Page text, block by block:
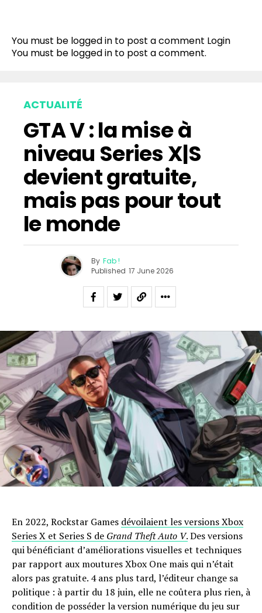
You must be logged in to post a comment Login
You must be logged in to post a comment.
ACTUALITÉ
GTA V : la mise à
niveau Series X|S
devient gratuite,
mais pas pour tout
le monde
By Fab !
Published 17 June 2026
En 2022, Rockstar Games dévoilaient les versions Xbox
Series X et Series S de Grand Theft Auto V.Des versions
qui bénéficiant d’améliorations visuelles et techniques
par rapport aux moutures Xbox One mais qui n’était
alors pas gratuite. 4 ans plus tard, l’éditeur change sa
politique : à partir du 18 juin, elle ne coûtera plus rien, à
condition de posséder la version numérique du jeu sur